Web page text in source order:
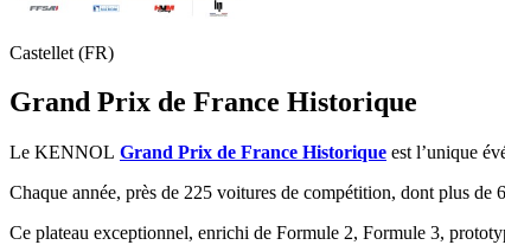
Castellet (FR)
Grand Prix de France Historique
Le KENNOL Grand Prix de France Historique est l’unique
​​Chaque année, près de 225 voitures de compétition, dont plus de
Ce plateau exceptionnel, enrichi de Formule 2, Formule 3,